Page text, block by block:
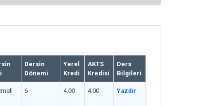
Dersin
Dönemi
Yerel
Kredi
AKTS
Kredisi
Ders
Bilgileri
6 4.00 4.00 Yazdır